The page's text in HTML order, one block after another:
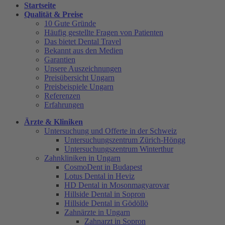
Startseite
Qualität & Preise
10 Gute Gründe
Häufig gestellte Fragen von Patienten
Das bietet Dental Travel
Bekannt aus den Medien
Garantien
Unsere Auszeichnungen
Preisübersicht Ungarn
Preisbeispiele Ungarn
Referenzen
Erfahrungen
Ärzte & Kliniken
Untersuchung und Offerte in der Schweiz
Untersuchungszentrum Zürich-Höngg
Untersuchungszentrum Winterthur
Zahnkliniken in Ungarn
CosmoDent in Budapest
Lotus Dental in Heviz
HD Dental in Mosonmagyarovar
Hillside Dental in Sopron
Hillside Dental in Gödöllö
Zahnärzte in Ungarn
Zahnarzt in Sopron